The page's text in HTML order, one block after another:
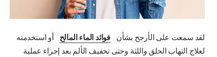
لقد سمعت على الأرجح بشأن فوائد الماء المالح أو استخدمته
لعلاج التهاب الحلق واللثة وحتى تخفيف الألم بعد إجراء عملية